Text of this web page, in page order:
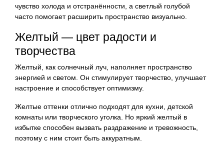
чувство холода и отстранённости, а светлый голубой
часто помогает расширить пространство визуально.
Желтый — цвет радости и
творчества
Желтый, как солнечный луч, наполняет пространство
энергией и светом. Он стимулирует творчество, улучшает
настроение и способствует оптимизму.
Желтые оттенки отлично подходят для кухни, детской
комнаты или творческого уголка. Но яркий желтый в
избытке способен вызвать раздражение и тревожность,
поэтому с ним стоит быть аккуратным.